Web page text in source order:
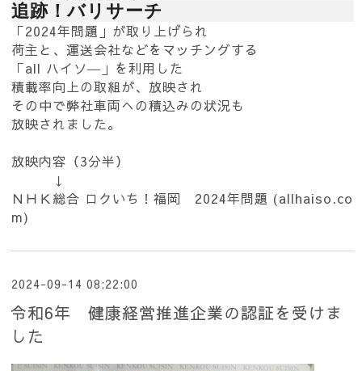
追跡！バリサーチ
「2024年問題」が取り上げられ
荷主と、運送会社などをマッチングする
「all ハイソ―」を利用した
積載率向上の取組が、放映され
その中で弊社車両への積込みの状況も
放映されました。
放映内容（3分半）
↓
ＮＨＫ総合 ロクいち！福岡 2024年問題 (allhaiso.co
m)
2024-09-14 08:22:00
令和6年 健康経営推進企業の認証を受けま
した